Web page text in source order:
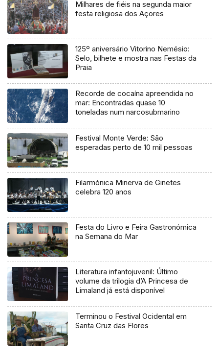
Milhares de fiéis na segunda maior
festa religiosa dos Açores
125º aniversário Vitorino Nemésio:
Selo, bilhete e mostra nas Festas da
Praia
Recorde de cocaína apreendida no
mar: Encontradas quase 10
toneladas num narcosubmarino
Festival Monte Verde: São
esperadas perto de 10 mil pessoas
Filarmónica Minerva de Ginetes
celebra 120 anos
Festa do Livro e Feira Gastronómica
na Semana do Mar
Literatura infantojuvenil: Último
volume da trilogia d’A Princesa de
Limaland já está disponível
Terminou o Festival Ocidental em
Santa Cruz das Flores